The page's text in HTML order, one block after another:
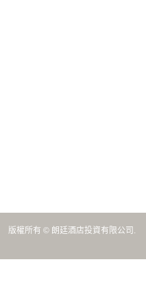
版權所有 © 朗廷酒店投資有限公司.